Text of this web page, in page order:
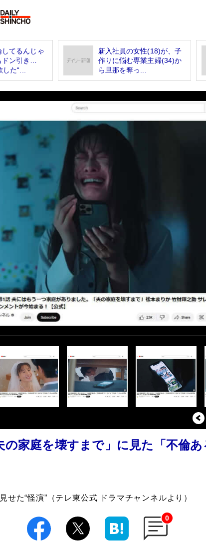
してるんじゃ
ドン引き…
た“...
新入社員の女性(18)が、子
作りに悩む専業主婦(34)か
ら旦那を奪っ...
の家庭を壊すまで」に見た「不倫あ
せた“怪演”（テレ東公式 ドラマチャンネルより）
0